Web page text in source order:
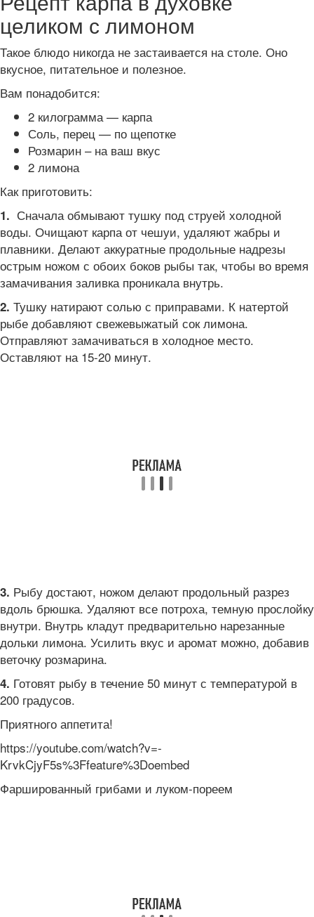
целиком с лимоном
Такое блюдо никогда не застаивается на столе. Оно
вкусное, питательное и полезное.
Вам понадобится:
2 килограмма — карпа
Соль, перец — по щепотке
Розмарин – на ваш вкус
2 лимона
Как приготовить:
1. Сначала обмывают тушку под струей холодной
воды. Очищают карпа от чешуи, удаляют жабры и
плавники. Делают аккуратные продольные надрезы
острым ножом с обоих боков рыбы так, чтобы во время
замачивания заливка проникала внутрь.
2. Тушку натирают солью с приправами. К натертой
рыбе добавляют свежевыжатый сок лимона.
Отправляют замачиваться в холодное место.
Оставляют на 15-20 минут.
3. Рыбу достают, ножом делают продольный разрез
вдоль брюшка. Удаляют все потроха, темную прослойку
внутри. Внутрь кладут предварительно нарезанные
дольки лимона. Усилить вкус и аромат можно, добавив
веточку розмарина.
4. Готовят рыбу в течение 50 минут с температурой в
200 градусов.
Приятного аппетита!
https://youtube.com/watch?v=-
KrvkCjyF5s%3Ffeature%3Doembed
Фаршированный грибами и луком-пореем